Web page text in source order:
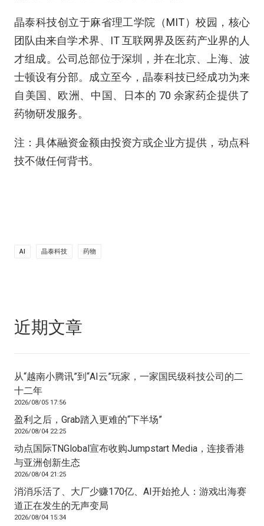
晶泰科技创立于麻省理工学院（MIT）校园，核心
团队由来自学术界、IT 互联网界及医药产业界的人
才组成。公司总部位于深圳，并在北京、上海、波
士顿设有分部。成立至今，晶泰科技已经成功为来
自美国、欧洲、中国、日本的 70 余家药企提供了
药物研发服务。
注：具体融资金额由投资方或企业方提供，动点科
技不做任何背书。
AI 晶泰科技 药物
近期文章
从“越南小腾讯”到“AI云”玩家，一家国民级科技公司的二
十二年
2026/08/05 17:56
盈利之后，Grab踏入更难的“下半场”
2026/08/04 22:25
动点国际TNGlobal宣布收购Jumpstart Media，连接香港
与亚洲创新生态
2026/08/04 21:25
消消乐活了、大厂少赚170亿、AI开始抢人：游戏出海赛
道正在发生的无声变局
2026/08/04 15:34